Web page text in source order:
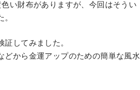
い財布がありますが、今回はそうい
してみました。
どから金運アップのための簡単な風水